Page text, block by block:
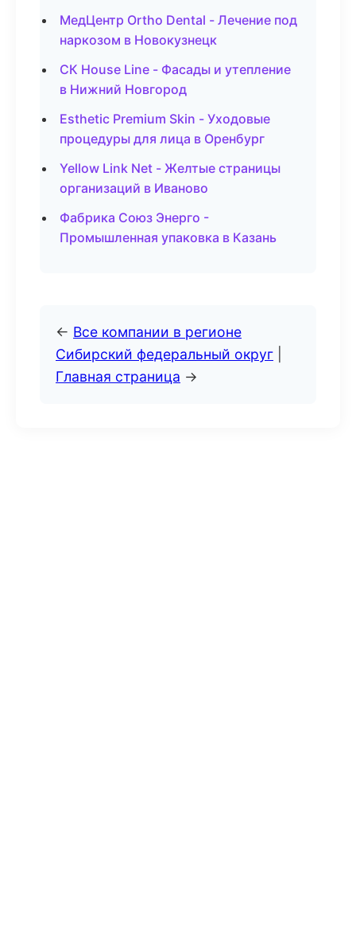
МедЦентр Ortho Dental - Лечение под
наркозом в Новокузнецк
СК House Line - Фасады и утепление
в Нижний Новгород
Esthetic Premium Skin - Уходовые
процедуры для лица в Оренбург
Yellow Link Net - Желтые страницы
организаций в Иваново
Фабрика Союз Энерго -
Промышленная упаковка в Казань
← Все компании в регионе
Сибирский федеральный округ
Главная страница →